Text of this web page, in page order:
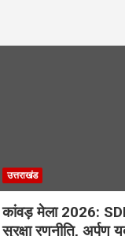
उत्तराखंड
कांवड़ मेला 2026:
सुरक्षा रणनीति, अर्पण